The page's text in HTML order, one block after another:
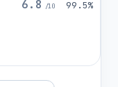
6.8 /10 99.5%